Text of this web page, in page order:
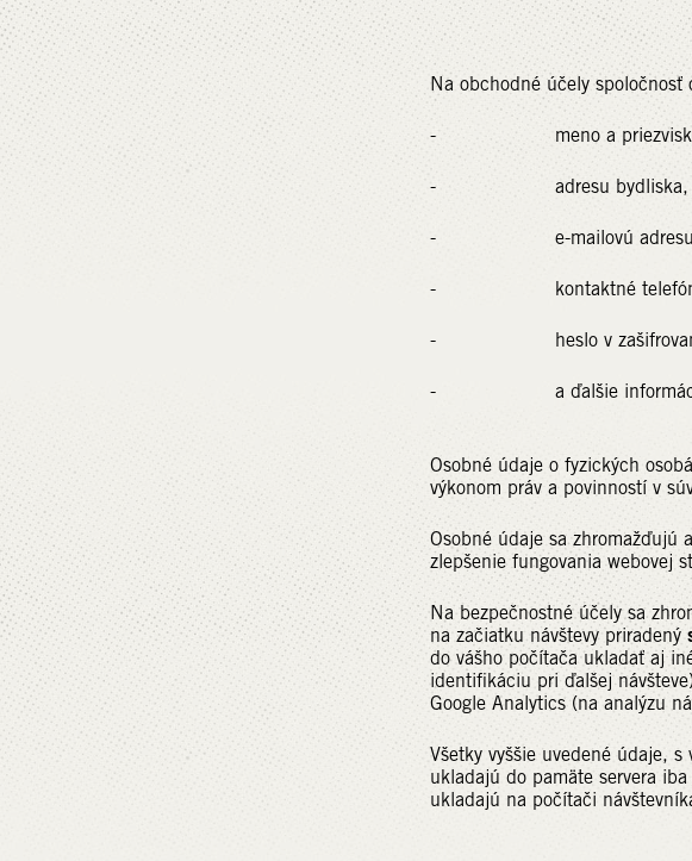
Na obchodné účely
- meno a
- adresu bydliska,
- e-mailovú adresu
- kontaktné
- heslo v zašifrovanej
- a ďalšie informácie, ktoré
Osobné údaje o fyzických
výkonom práv a povinností v
Osobné údaje sa zhromažďujú
zlepšenie fungovania webovej
Na bezpečnostné účely sa
na začiatku návštevy priradený
do vášho počítača ukladať aj
identifikáciu pri ďalšej
Google Analytics (na analýzu
Všetky vyššie uvedené údaje,
ukladajú do pamäte servera
ukladajú na počítači